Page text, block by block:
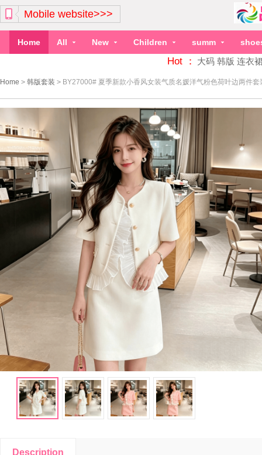
Mobile website>>>
Home All New Children summ
Hot ： 大码 韩版 连衣
Home > 韩版套装 > BY27000# 夏季新款小香风女装气质名媛洋气粉色荷叶边两件
Description